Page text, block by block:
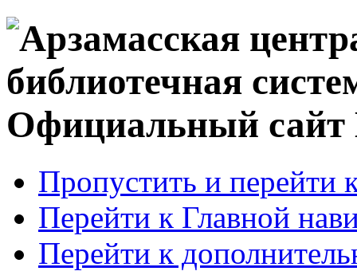
Официальный
Пропустить и перейти
Перейти к Главной
Перейти к